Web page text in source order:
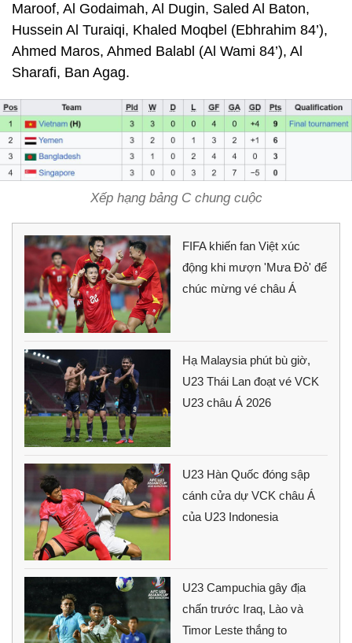
Maroof, Al Godaimah, Al Dugin, Saled Al Baton,
Hussein Al Turaiqi, Khaled Moqbel (Ebhrahim 84’),
Ahmed Maros, Ahmed Balabl (Al Wami 84’), Al
Sharafi, Ban Agag.
Xếp hạng bảng C chung cuộc
FIFA khiến fan Việt xúc
động khi mượn 'Mưa Đỏ' để
chúc mừng vé châu Á
Hạ Malaysia phút bù giờ,
U23 Thái Lan đoạt vé VCK
U23 châu Á 2026
U23 Hàn Quốc đóng sập
cánh cửa dự VCK châu Á
của U23 Indonesia
U23 Campuchia gây địa
chấn trước Iraq, Lào và
Timor Leste thắng to